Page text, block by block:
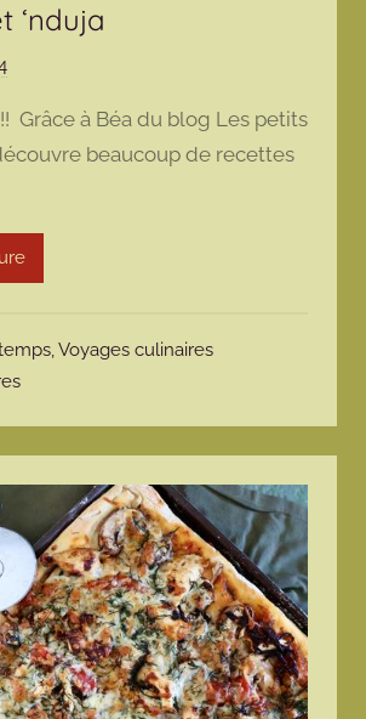
‘nduja
p
r
m
m
o
t
e
Grâce à Béa du blog Les petits
beaucoup de recettes
,Voyages culinaires